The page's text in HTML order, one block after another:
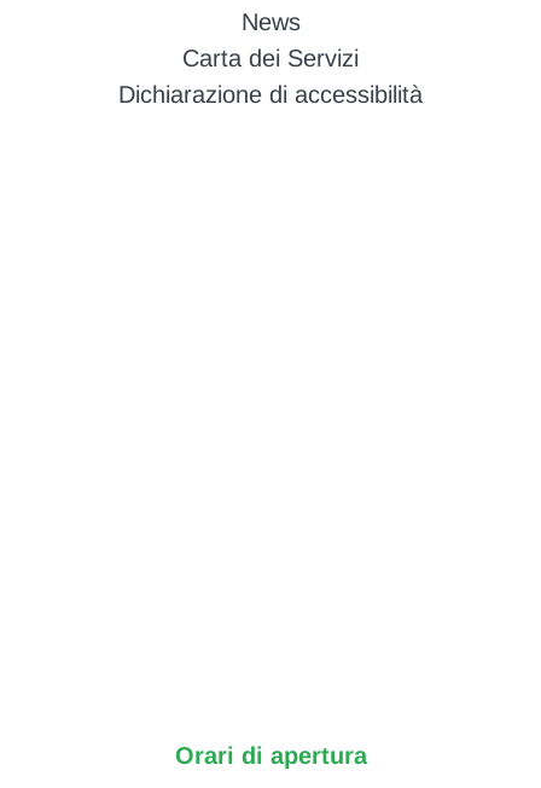
News
Carta dei Servizi
Dichiarazione di accessibilità
Orari di apertura